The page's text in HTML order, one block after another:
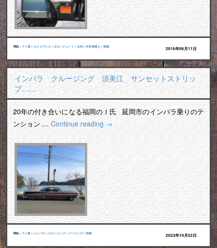
TAG : アメ車 • エクスプレス • タホ • ビュート • 九州 • 天井張替え • 宮崎 2016年06月11日
インパラ クルージング 須美江 サンセットストリッ
プ……
20年の付き合いになる福岡のＩ氏 延岡市のインパラ乗りのテ
ンション …Continue reading→
TAG : アメ車 • インパラ • クルージング• ツーリング• 宮崎 2023年10月22日